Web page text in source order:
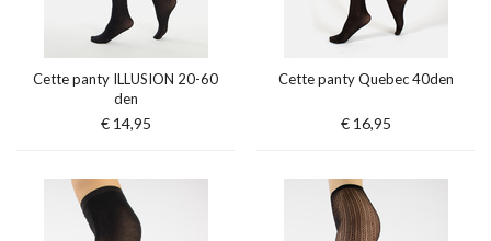
Cette panty ILLUSION 20-60
den
€ 14,95
Cette panty Quebec 40den
€ 16,95